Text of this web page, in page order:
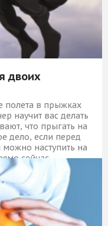
двоих
полета в прыжках
научит вас делать
что прыгать на
дело, если перед
можно наступить на
сейчас,
КУПИТЬ